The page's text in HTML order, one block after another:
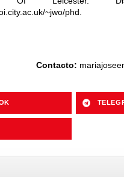
~jwo/phd.
Contacto: